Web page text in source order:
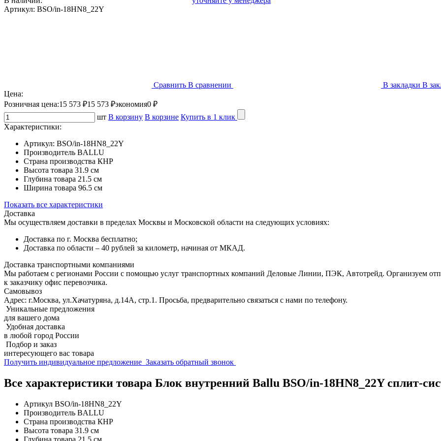
Артикул: BSO/in-18HN8_22Y
Сравнить В сравнении В закладки В
Цена:
Розничная цена:15 573 ₽15 573 ₽экономия0 ₽
шт В корзину В корзине Купить в 1 клик
Характеристики:
Артикул: BSO/in-18HN8_22Y
Производитель BALLU
Страна производства КНР
Высота товара 31.9 см
Глубина товара 21.5 см
Ширина товара 96.5 см
Показать все характеристики
Доставка
Мы осуществляем доставки в пределах Москвы и Московской области на следующих условиях:
Доставка по г. Москва бесплатно;
Доставка по области – 40 рублей за километр, начиная от МКАД.
Доставка транспортными компаниями
Мы работаем с регионами России с помощью услуг транспортных компаний Деловые Линии, ПЭК, Автотрейд. Организуем
к заказчику офис перевозчика.
Самовывоз
Адрес: г.Москва, ул.Хачатуряна, д.14А, стр.1. Просьба, предварительно связаться с нами по телефону.
Уникальные предложения
для вашего дома
Удобная доставка
в любой город России
Подбор и заказ
интересующего вас товара
Получить индивидуальное предложение Заказать обратный звонок
Все характеристики товара Блок внутренний Ballu BSO/in-18HN8_22Y сплит-
Артикул BSO/in-18HN8_22Y
Производитель BALLU
Страна производства КНР
Высота товара 31.9 см
Глубина товара 21.5 см